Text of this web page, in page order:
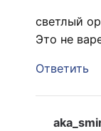
светлый
Это не
Ответить